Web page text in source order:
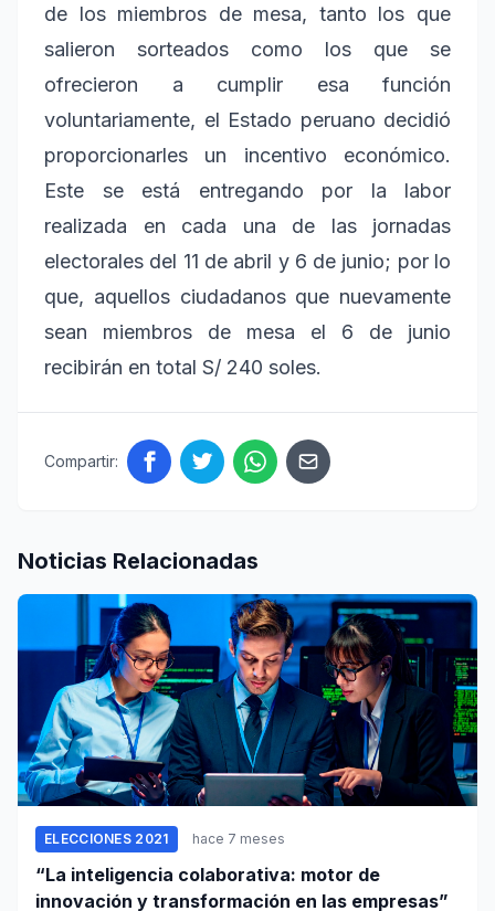
de los miembros de mesa, tanto los que
salieron sorteados como los que se
ofrecieron a cumplir esa función
voluntariamente, el Estado peruano decidió
proporcionarles un incentivo económico.
Este se está entregando por la labor
realizada en cada una de las jornadas
electorales del 11 de abril y 6 de junio; por lo
que, aquellos ciudadanos que nuevamente
sean miembros de mesa el 6 de junio
recibirán en total S/ 240 soles.
Compartir:
Noticias Relacionadas
ELECCIONES 2021 hace 7 meses
“La inteligencia colaborativa: motor de
innovación y transformación en las empresas”